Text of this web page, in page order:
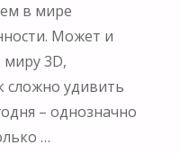
в мире
Может и
3D,
сложно удивить
– однозначно
…